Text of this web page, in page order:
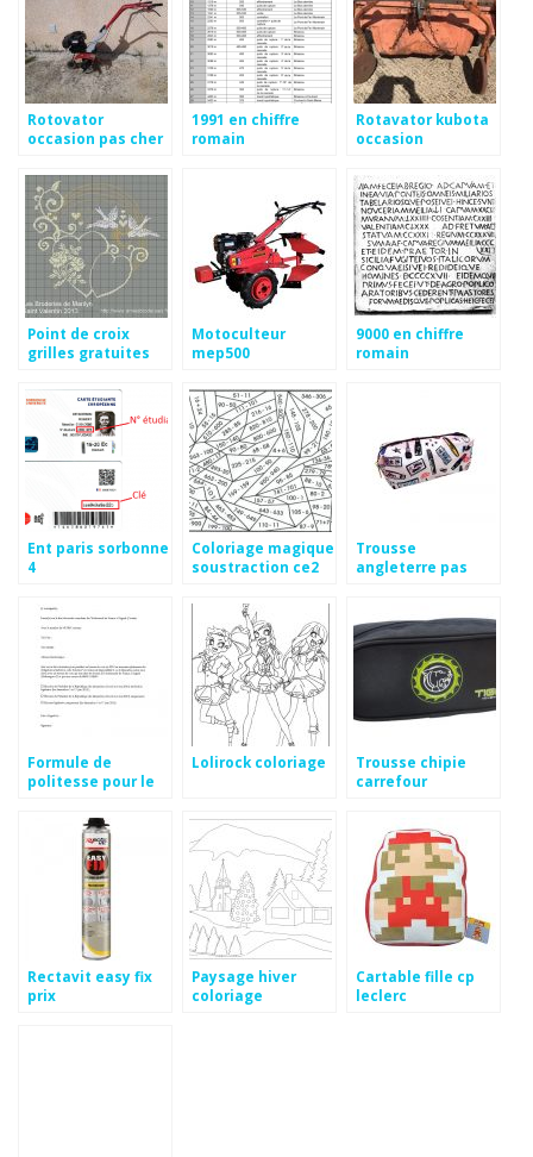
Rotovator
occasion pas cher
1991 en chiffre
romain
Rotavator kubota
occasion
Point de croix
grilles gratuites
Motoculteur
mep500
9000 en chiffre
romain
Ent paris sorbonne
4
Coloriage magique
soustraction ce2
Trousse
angleterre pas
Formule de
politesse pour le
république
Lolirock coloriage
Trousse chipie
carrefour
Rectavit easy fix
prix
Paysage hiver
coloriage
Cartable fille cp
leclerc